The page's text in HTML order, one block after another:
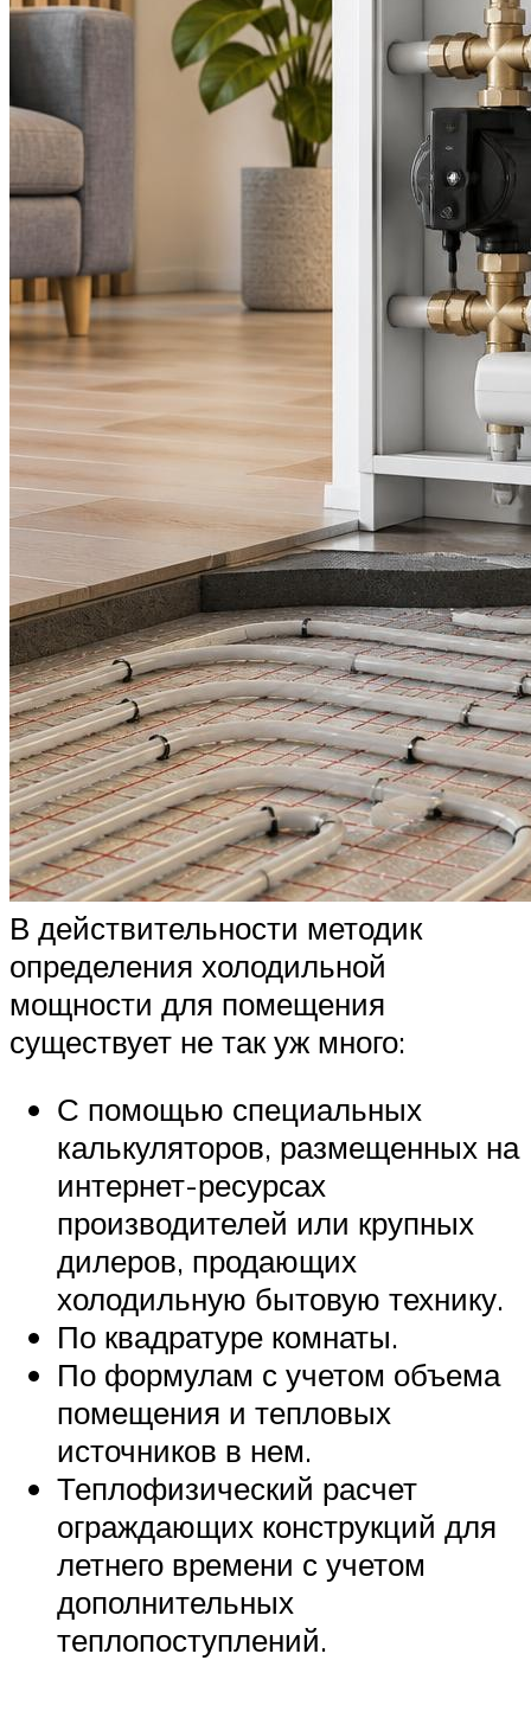
В действительности методик
определения холодильной
мощности для помещения
существует не так уж много:
С помощью специальных
калькуляторов, размещенных на
интернет-ресурсах
производителей или крупных
дилеров, продающих
холодильную бытовую технику.
По квадратуре комнаты.
По формулам с учетом объема
помещения и тепловых
источников в нем.
Теплофизический расчет
ограждающих конструкций для
летнего времени с учетом
дополнительных
теплопоступлений.